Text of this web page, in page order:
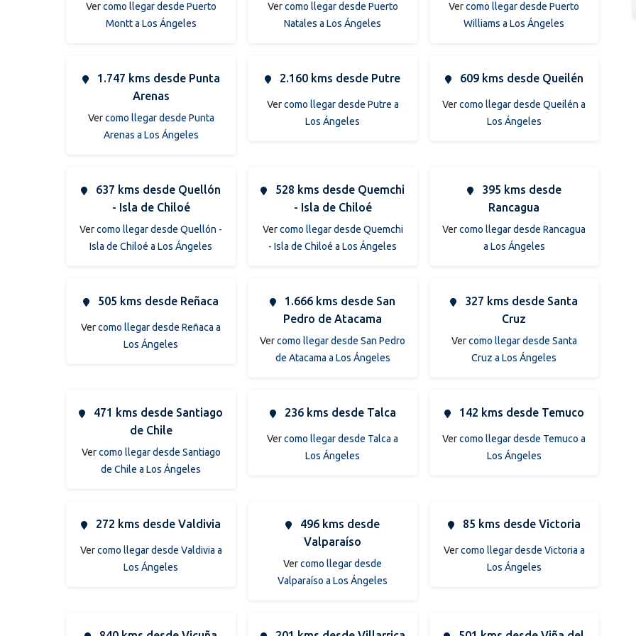
Vercomo llegar desde Puerto
Montt a Los Ángeles
Vercomo llegar desde Puerto
Natales a Los Ángeles
Vercomo llegar desde Puerto
Williams a Los Ángeles
1.747 kms desde Punta
Arenas
Vercomo llegar desde Punta
Arenas a Los Ángeles
2.160 kms desde Putre
Vercomo llegar desde Putre a
Los Ángeles
609 kms desde Queilén
Vercomo llegar desde Queilén a
Los Ángeles
637 kms desde Quellón
- Isla de Chiloé
Vercomo llegar desde Quellón -
Isla de Chiloé a Los Ángeles
528 kms desde Quemchi
- Isla de Chiloé
Vercomo llegar desde Quemchi
- Isla de Chiloé a Los Ángeles
395 kms desde
Rancagua
Vercomo llegar desde Rancagua
a Los Ángeles
505 kms desde Reñaca
Vercomo llegar desde Reñaca a
Los Ángeles
1.666 kms desde San
Pedro de Atacama
Vercomo llegar desde San Pedro
de Atacama a Los Ángeles
327 kms desde Santa
Cruz
Vercomo llegar desde Santa
Cruz a Los Ángeles
471 kms desde Santiago
de Chile
Vercomo llegar desde Santiago
de Chile a Los Ángeles
236 kms desde Talca
Vercomo llegar desde Talca a
Los Ángeles
142 kms desde Temuco
Vercomo llegar desde Temuco a
Los Ángeles
272 kms desde Valdivia
Vercomo llegar desde Valdivia a
Los Ángeles
496 kms desde
Valparaíso
Vercomo llegar desde
Valparaíso a Los Ángeles
85 kms desde Victoria
Vercomo llegar desde Victoria a
Los Ángeles